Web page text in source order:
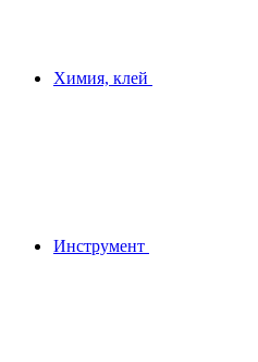
Химия, клей
Инструмент